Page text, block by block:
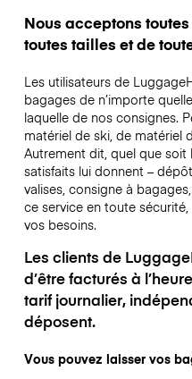
Nous acceptons
toutes tailles et de
Les utilisateurs de
bagages de n’importe
laquelle de nos consignes.
matériel de ski, de matériel
Autrement dit, quel que
satisfaits lui donnent –
valises, consigne à
ce service en toute
vos besoins.
Les clients de
d’être facturés à
tarif journalier,
déposent.
Vous pouvez laisser vos